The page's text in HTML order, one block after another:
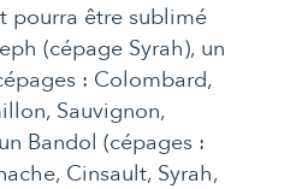
pourra être sublimé
(cépage Syrah), un
: Colombard,
Sauvignon,
Bandol (cépages :
Cinsault, Syrah,